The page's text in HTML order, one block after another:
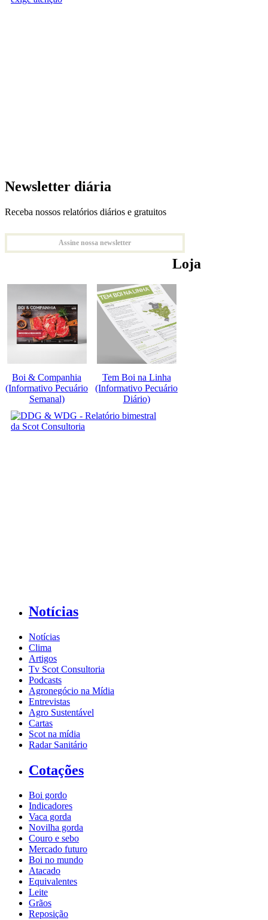
Newsletter diária
Receba nossos relatórios diários e gratuitos
Assine nossa newsletter
Loja
Boi & Companhia
(Informativo Pecuário
Semanal)
Tem Boi na Linha
(Informativo Pecuário
Diário)
Notícias
Notícias
Clima
Artigos
Tv Scot Consultoria
Podcasts
Agronegócio na Mídia
Entrevistas
Agro Sustentável
Cartas
Scot na mídia
Radar Sanitário
Cotações
Boi gordo
Indicadores
Vaca gorda
Novilha gorda
Couro e sebo
Mercado futuro
Boi no mundo
Atacado
Equivalentes
Leite
Grãos
Reposição